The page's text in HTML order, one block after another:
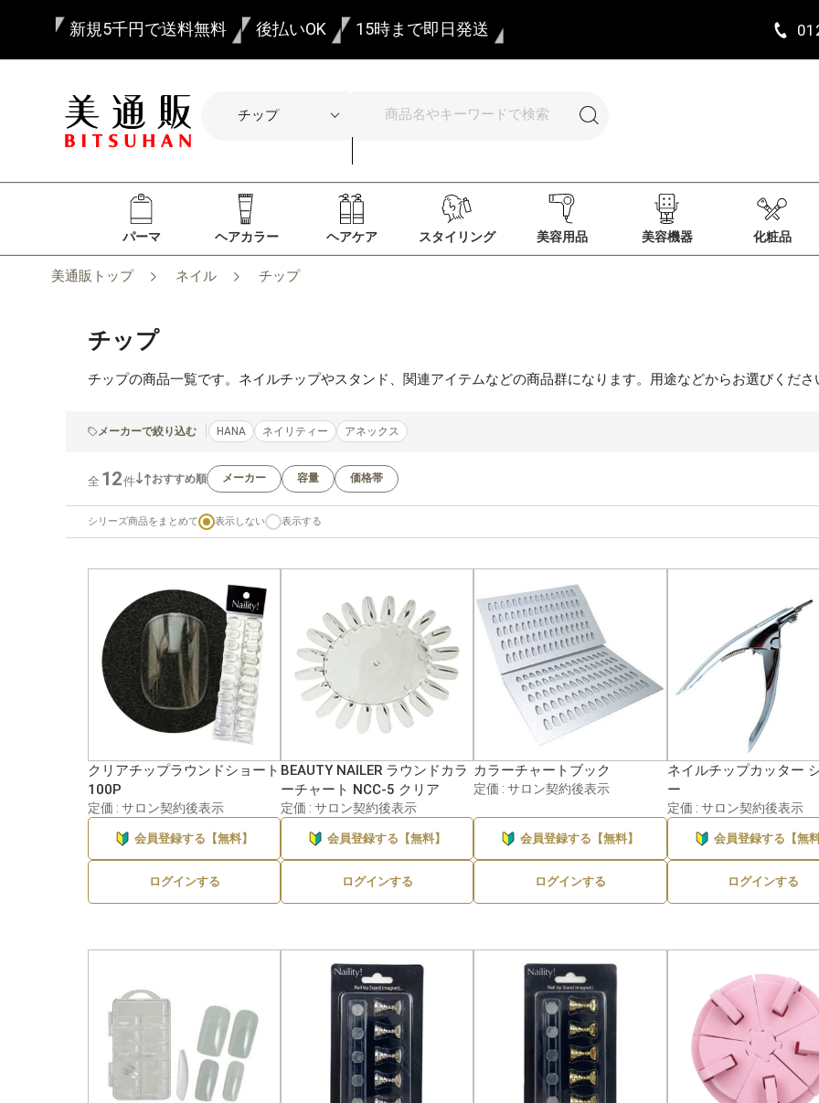
新規5千円で送料無料 後払いOK 15時まで即日発送
パーマ ヘアカラー ヘアケア スタイリング 美容用品 美容機器 化粧品
美通販トップ ネイル チップ
チップ
チップの商品一覧です。ネイルチップやスタンド、関連アイテムなどの商品群になります。用途などからお選びくださ
メーカーで絞り込む HANA ネイリティー アネックス
全 12件 おすすめ順 メーカー 容量 価格帯
シリーズ商品をまとめて 表示しない 表示する
1 2
HANA ネイリティー
1L・kg以上
10,000円以上
クリアチップラウンドショート
100P
定価 : サロン契約後表示
会員登録する【無料】
ログインする
BEAUTY NAILER ラウンドカラ
ーチャート NCC-5 クリア
定価 : サロン契約後表示
会員登録する【無料】
ログインする
カラーチャートブック
定価 : サロン契約後表示
会員登録する【無料】
ログインする
ネイルチップカッター
ー
定価 : サロン契約後表示
会員登録する【無
ログインする